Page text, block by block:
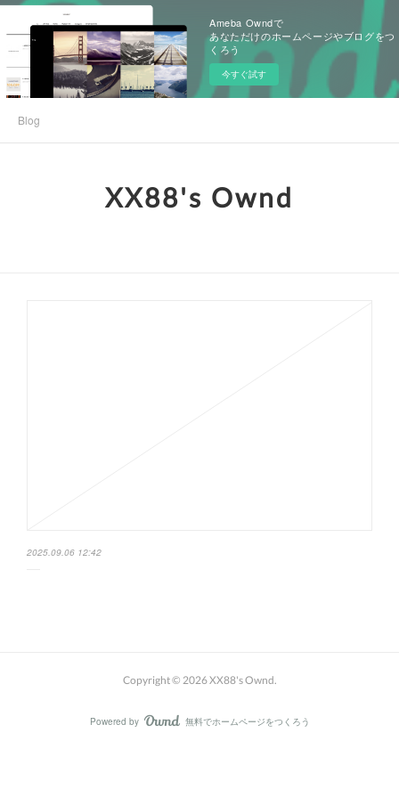
Ameba Owndで
あなただけのホームページやブログをつ
くろう
今すぐ試す
Blog
XX88's Ownd
2025.09.06 12:42
Copyright © 2026XX88's Ownd.
Powered by AmebaOwnd
無料でホームページをつくろう